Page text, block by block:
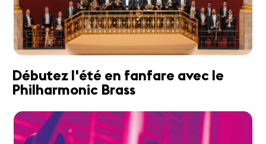
Débutez l'été en fanfare avec le
Philharmonic Brass